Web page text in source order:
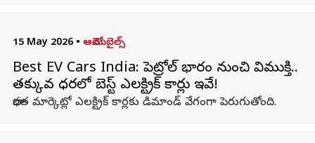
15 May 2026 • ఆటోమొబైల్స్
Best EV Cars India: పెట్రోల్ భారం నుంచి విముక్తి..
తక్కువ ధరలో బెస్ట్ ఎలక్ట్రిక్ కార్లు ఇవే!
భారత మార్కెట్లో ఎలక్ట్రిక్ కార్లకు డిమాండ్ వేగంగా పెరుగుతోంది.